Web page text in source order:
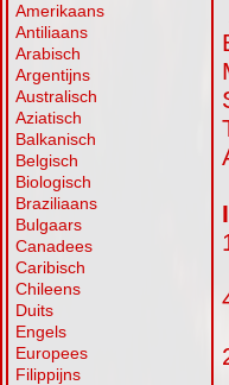
Amerikaans
Antiliaans
Arabisch
Argentijns
Australisch
Aziatisch
Balkanisch
Belgisch
Biologisch
Braziliaans
Bulgaars
Canadees
Caribisch
Chileens
Duits
Engels
Europees
Filippijns